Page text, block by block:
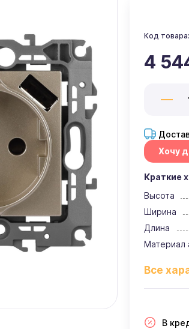
Код
4
Хочу
Краткие
Высота
Ширина
Длина
Материал
В